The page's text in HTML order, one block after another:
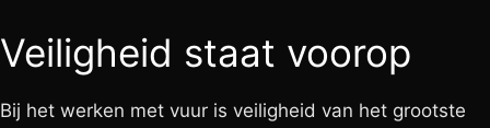
Veiligheid staat voorop
Bij het werken met vuur is veiligheid van het grootste